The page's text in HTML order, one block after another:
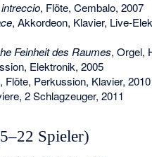
, Flöte, Cembalo, 2007
, Akkordeon, Klavier, Live-
Feinheit des Raumes, Orgel,
Elektronik, 2005
, Flöte, Perkussion, Klavier, 2010
2 Schlagzeuger, 2011
Spieler)